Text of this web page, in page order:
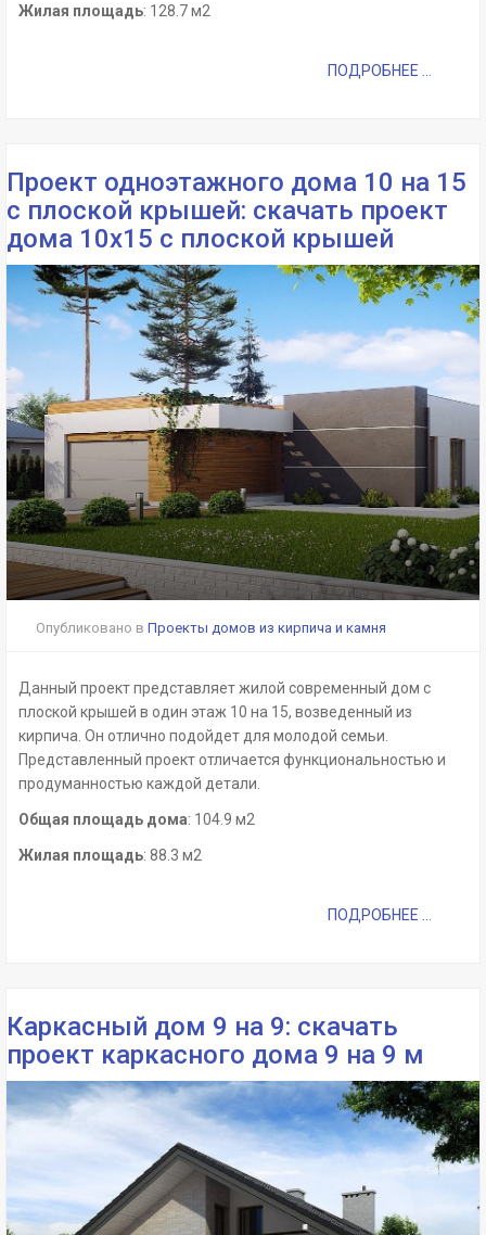
Жилая площадь: 128.7 м2
ПОДРОБНЕЕ ...
Проект одноэтажного дома 10 на 15
с плоской крышей: скачать проект
дома 10х15 с плоской крышей
Опубликовано в Проекты домов из кирпича и камня
Данный проект представляет жилой современный дом с
плоской крышей в один этаж 10 на 15, возведенный из
кирпича. Он отлично подойдет для молодой семьи.
Представленный проект отличается функциональностью и
продуманностью каждой детали.
Общая площадь дома: 104.9 м2
Жилая площадь: 88.3 м2
ПОДРОБНЕЕ ...
Каркасный дом 9 на 9: скачать
проект каркасного дома 9 на 9 м